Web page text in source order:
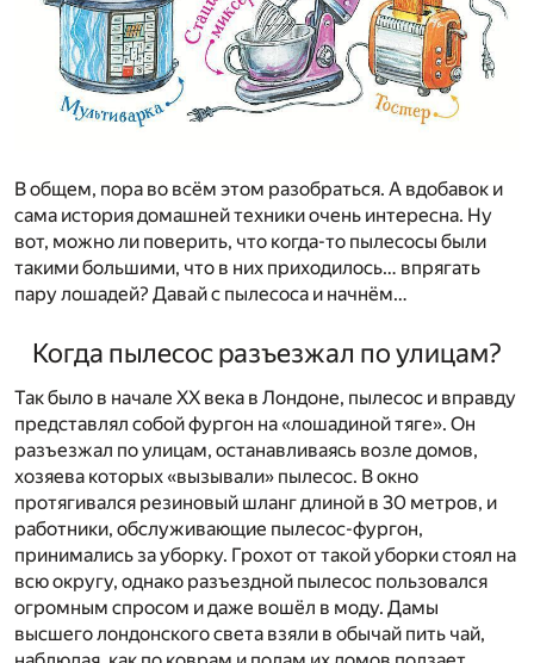
В общем, пора во всём этом разобраться. А вдобавок и
сама история домашней техники очень интересна. Ну
вот, можно ли поверить, что когда-то пылесосы были
такими большими, что в них приходилось… впрягать
пару лошадей? Давай с пылесоса и начнём…
Когда пылесос разъезжал по улицам?
Так было в начале XX века в Лондоне, пылесос и вправду
представлял собой фургон на «лошадиной тяге». Он
разъезжал по улицам, останавливаясь возле домов,
хозяева которых «вызывали» пылесос. В окно
протягивался резиновый шланг длиной в 30 метров, и
работники, обслуживающие пылесос-фургон,
принимались за уборку. Грохот от такой уборки стоял на
всю округу, однако разъездной пылесос пользовался
огромным спросом и даже вошёл в моду. Дамы
высшего лондонского света взяли в обычай пить чай,